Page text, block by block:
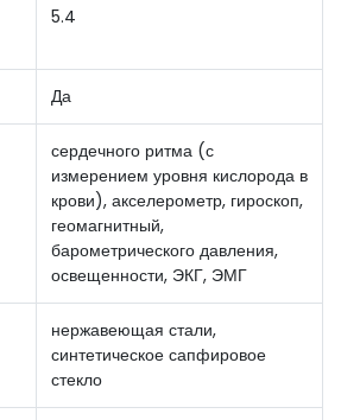
5.4
Да
сердечного ритма (с
измерением уровня кислорода в
крови), акселерометр, гироскоп,
геомагнитный,
барометрического давления,
освещенности, ЭКГ, ЭМГ
нержавеющая стали,
синтетическое сапфировое
стекло